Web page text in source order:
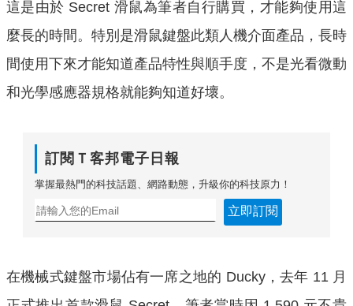
這是由於 Secret 滑鼠為筆者自行購買，才能夠使用這
麼長的時間。特別是滑鼠鍵盤此類人機介面產品，長時
間使用下來才能知道產品特性與順手度，不是光看微動
和光學感應器規格就能夠知道好壞。
訂閱Ｔ客邦電子日報
掌握最熱門的科技話題、網路動態，升級你的科技原力！
立即訂閱
在機械式鍵盤市場佔有一席之地的 Ducky，去年 11 月